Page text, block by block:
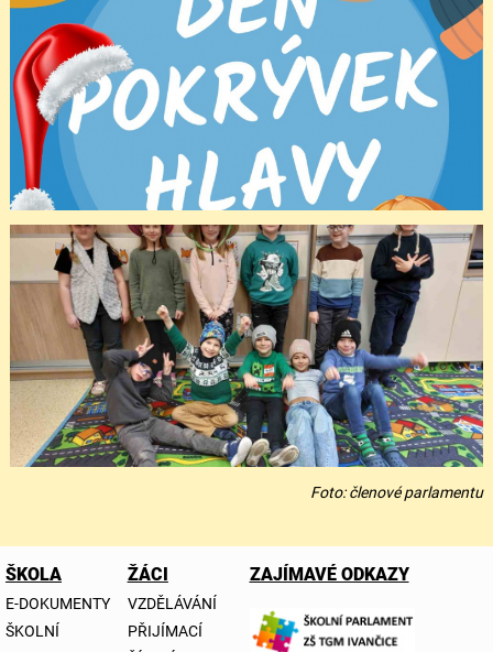
Foto: členové parlamentu
ŠKOLA
E-DOKUMENTY
ŠKOLNÍ
ŽÁCI
VZDĚLÁVÁNÍ
PŘIJÍMACÍ
ZAJÍMAVÉ ODKAZY